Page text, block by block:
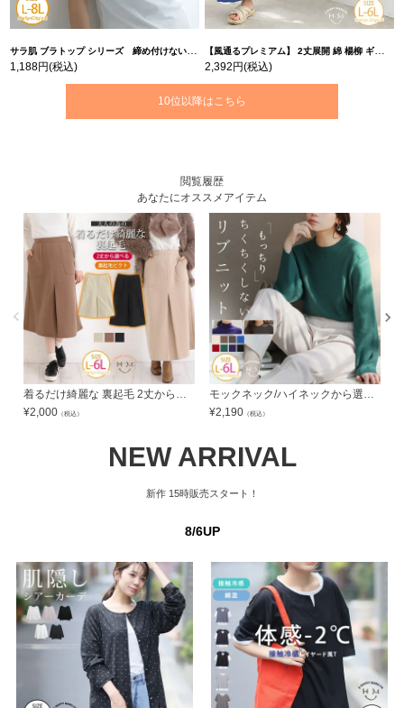
サラ肌 ブラトップ シリーズ 締め付けない リブ タンクトップ | 大きいサイズの通販ならハッピーマリリン
1,188円(税込)
【風通るプレミアム】 2丈展開 綿 楊柳 ギャザー フレア スカンツ 【ウェストゴム】 | 大きいサイズの通販ならハッピーマリリン
2,392円(税込)
10位以降はこちら
閲覧履歴
あなたにオススメアイテム
着るだけ綺麗な 裏起毛 2丈から選べる センター タックスカート | 大きいサイズの通販ならハッピーマリリン
¥2,000 （税込）
モックネック/ハイネックから選べる Tシャツ感覚で着れる (もっちりver) リブ ニット | 大きいサイズの通販ならハッピーマリリン
¥2,190 （税込）
NEW ARRIVAL
新作 15時販売スタート！
8/6UP